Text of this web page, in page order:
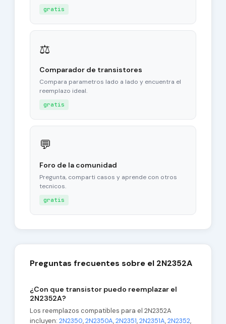
gratis
⚖
Comparador de transistores
Compara parametros lado a lado y encuentra el
reemplazo ideal.
gratis
💬
Foro de la comunidad
Pregunta, comparti casos y aprende con otros
tecnicos.
gratis
Preguntas frecuentes sobre el 2N2352A
¿Con que transistor puedo reemplazar el
2N2352A?
Los reemplazos compatibles para el 2N2352A
incluyen: 2N2350,2N2350A,2N2351,2N2351A,2N2352,